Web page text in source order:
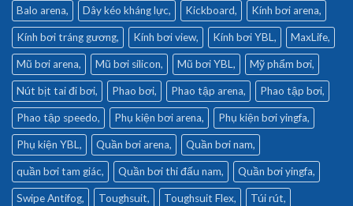
Balo arena Dây kéo kháng lực Kickboard Kính bơi arena
Kính bơi tráng gương Kính bơi view Kính bơi YBL MaxLife
Mũ bơi arena Mũ bơi silicon Mũ bơi YBL Mỹ phẩm bơi
Nút bịt tai đi bơi Phao bơi Phao tập arena Phao tập bơi
Phao tập speedo Phụ kiện bơi arena Phụ kiện bơi yingfa
Phụ kiện YBL Quần bơi arena Quần bơi nam
quần bơi tam giác Quần bơi thi đấu nam Quần bơi yingfa
Swipe Antifog Toughsuit Toughsuit Flex Túi rút